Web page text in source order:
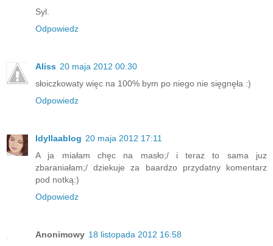
Syl.
Odpowiedz
Aliss 20 maja 2012 00:30
słoiczkowaty więc na 100% bym po niego nie sięgnęła :)
Odpowiedz
Idyllaablog 20 maja 2012 17:11
A ja miałam chęc na masło;/ i teraz to sama juz
zbaraniałam;/ dziekuje za baardzo przydatny komentarz
pod notką:)
Odpowiedz
Anonimowy 18 listopada 2012 16:58